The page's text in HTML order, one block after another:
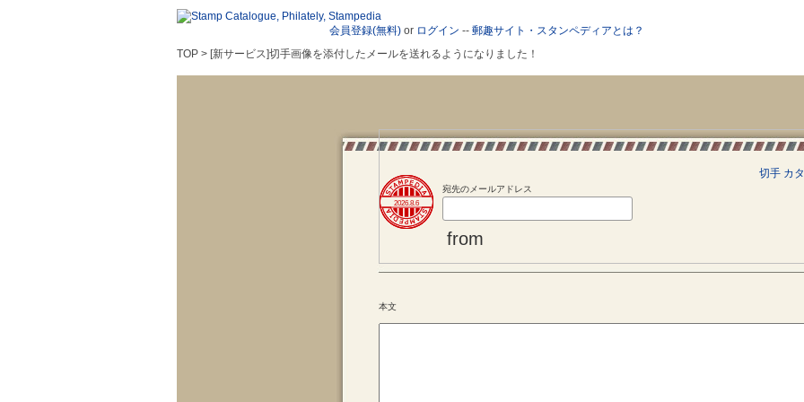
会員登録(無料) or ログイン -- 郵趣サイト・スタンペディアとは？
TOP > [新サービス]切手画像を添付したメールを送れるようになりました！
2026.8.6
宛先のメールアドレス
from
切手 カ
本文